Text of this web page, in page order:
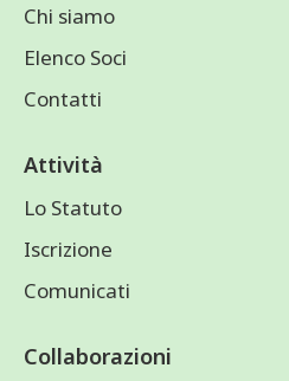
Chi siamo
Elenco Soci
Contatti
Attività
Lo Statuto
Iscrizione
Comunicati
Collaborazioni